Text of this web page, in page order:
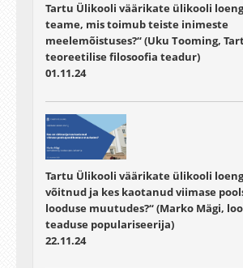
Tartu Ülikooli väärikate ülikooli
teame, mis toimub teiste inimeste
meelemõistuses?“ (Uku Tooming,
teoreetilise filosoofia teadur)
01.11.24
Tartu Ülikooli väärikate ülikooli loeng
võitnud ja kes kaotanud viimase
looduse muutudes?“ (Marko Mägi,
teaduse populariseerija)
22.11.24